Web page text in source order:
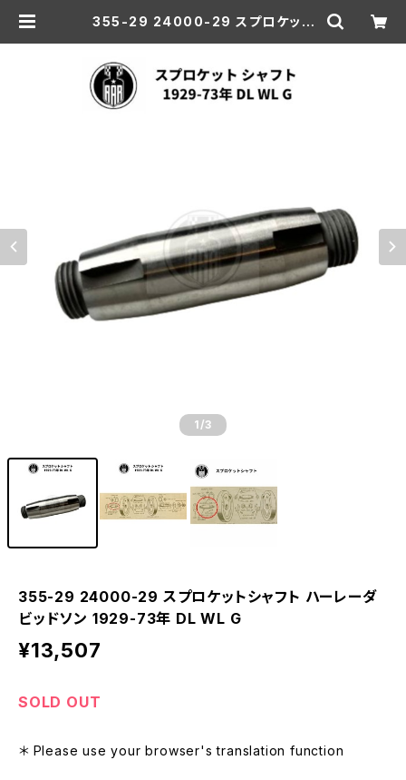
355-29 24000-29 スプロケット
1 /3
355-29 24000-29 スプロケットシャフト ハーレーダ
ビッドソン 1929-73年 DL WL G
¥13,507
SOLD OUT
＊ Please use your browser's translation function